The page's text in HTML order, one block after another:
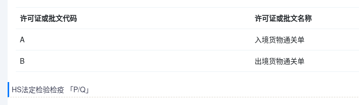
许可证或批文代码 许可证或批文名称
A 入境货物通关单
B 出境货物通关单
HS法定检验检疫 「P/Q」